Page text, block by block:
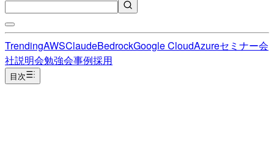
TrendingAWSClaudeBedrockGoogle CloudAzureセミナー会
社説明会勉強会事例採用
目次